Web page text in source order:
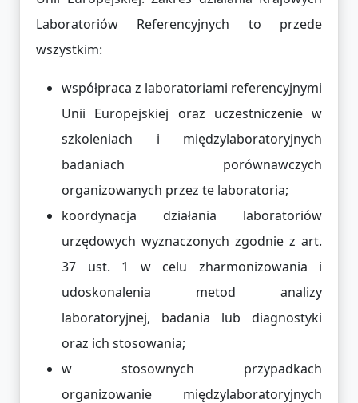
Laboratoriów Referencyjnych to przede
wszystkim:
współpraca z laboratoriami referencyjnymi
Unii Europejskiej oraz uczestniczenie w
szkoleniach i międzylaboratoryjnych
badaniach porównawczych
organizowanych przez te laboratoria;
koordynacja działania laboratoriów
urzędowych wyznaczonych zgodnie z art.
37 ust. 1 w celu zharmonizowania i
udoskonalenia metod analizy
laboratoryjnej, badania lub diagnostyki
oraz ich stosowania;
w stosownych przypadkach
organizowanie międzylaboratoryjnych